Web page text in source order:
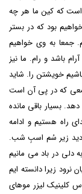
است که کین ما هر چه
بود که در بستر
جمعا به وی خواهیم
باشد و رام. ما نیز
خویشتن را. شاید
جمعی که در پی آن است
بسیار باقی مانده
راه هستیم و ادامه
دید زیر سُم اسبِ شب.
دلی در باد می مانیم
زیرا دانسته ایم
کلینیک لیزر موهای